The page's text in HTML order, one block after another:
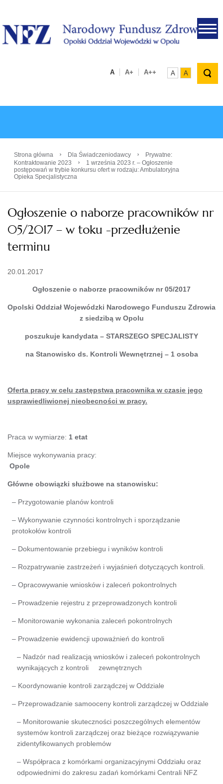
.
A A+ A++ A A
Strona główna › Dla Świadczeniodawcy ›
Prywatne:
Kontraktowanie 2023
›
1 września 2023 r. – Ogłoszenie
postępowań w trybie konkursu ofert w rodzaju: Ambulatoryjna
Opieka Specjalistyczna
Ogłoszenie o naborze pracowników nr
05/2017 – w toku -przedłużenie
terminu
20.01.2017
Ogłoszenie o naborze pracowników nr 05/2017
Opolski Oddział Wojewódzki Narodowego Funduszu Zdrowia
z siedzibą w Opolu
poszukuje kandydata – STARSZEGO SPECJALISTY
na Stanowisko ds. Kontroli Wewnętrznej – 1 osoba
Oferta pracy w celu zastępstwa pracownika w czasie jego
usprawiedliwionej nieobecności w pracy.
Praca w wymiarze: 1 etat
Miejsce wykonywania pracy:
Opole
Główne obowiązki służbowe na stanowisku:
– Przygotowanie planów kontroli
– Wykonywanie czynności kontrolnych i sporządzanie
protokołów kontroli
– Dokumentowanie przebiegu i wyników kontroli
– Rozpatrywanie zastrzeżeń i wyjaśnień dotyczących kontroli.
– Opracowywanie wniosków i zaleceń pokontrolnych
– Prowadzenie rejestru z przeprowadzonych kontroli
– Monitorowanie wykonania zaleceń pokontrolnych
– Prowadzenie ewidencji upoważnień do kontroli
– Nadzór nad realizacją wniosków i zaleceń pokontrolnych
wynikających z kontroli zewnętrznych
– Koordynowanie kontroli zarządczej w Oddziale
– Przeprowadzanie samooceny kontroli zarządczej w Oddziale
– Monitorowanie skuteczności poszczególnych elementów
systemów kontroli zarządczej oraz bieżące rozwiązywanie
zidentyfikowanych problemów
– Współpraca z komórkami organizacyjnymi Oddziału oraz
odpowiednimi do zakresu zadań komórkami Centrali NFZ